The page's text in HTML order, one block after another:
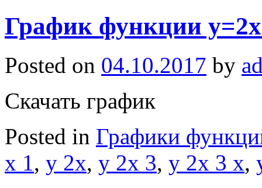
График функции
Posted on 04.10.2017 by
Скачать график
Posted in Графики
x 1, y 2x, y 2x 3, y 2x 3 x,